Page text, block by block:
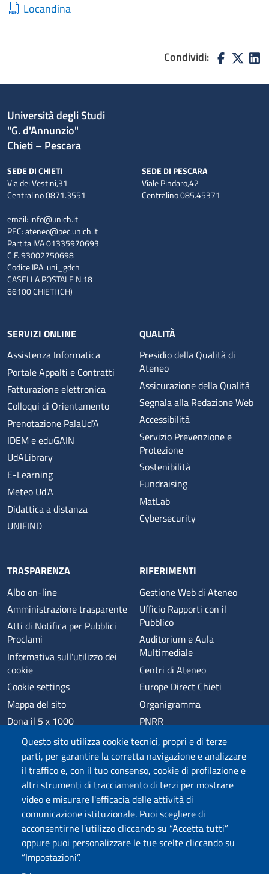
Questo sito utilizza cookie tecnici, propri e di terze
parti, per garantire la corretta navigazione e analizzare
il traffico e, con il tuo consenso, cookie di profilazione e
altri strumenti di tracciamento di terzi per mostrare
video e misurare l'efficacia delle attività di
comunicazione istituzionale. Puoi scegliere di
acconsentirne l’utilizzo cliccando su “Accetta tutti”
oppure puoi personalizzare le tue scelte cliccando su
“Impostazioni”.
Locandina
Condividi:
Università degli Studi
"G. d'Annunzio"
Chieti – Pescara
SEDE DI CHIETI
Via dei Vestini,31
Centralino 0871.3551
SEDE DI PESCARA
Viale Pindaro,42
Centralino 085.45371
email: info@unich.it
PEC:ateneo@pec.unich.it
Partita IVA 01335970693
C.F. 93002750698
Codice IPA: uni_gdch
CASELLA POSTALE N.18
66100 CHIETI (CH)
SERVIZI ONLINE
Assistenza Informatica
Portale Appalti e Contratti
Fatturazione elettronica
Colloqui di Orientamento
Prenotazione PalaUd’A
IDEM e eduGAIN
UdALibrary
E-Learning
Meteo Ud'A
Didattica a distanza
UNIFIND
QUALITÀ
Presidio della Qualità di
Ateneo
Assicurazione della Qualità
Segnala alla Redazione Web
Accessibilità
Servizio Prevenzione e
Protezione
Sostenibilità
Fundraising
MatLab
Cybersecurity
TRASPARENZA
Albo on-line
Amministrazione trasparente
Atti di Notifica per Pubblici
Proclami
Informativa sull'utilizzo dei
cookie
Cookie settings
Mappa del sito
Dona il 5 x 1000
Phishing
Privacy
RIFERIMENTI
Gestione Web di Ateneo
Ufficio Rapporti con il
Pubblico
Auditorium e Aula
Multimediale
Centri di Ateneo
Europe Direct Chieti
Organigramma
PNRR
Alumni
Sede di Chieti
Sede di Pescara
Credits
Wi-Fi di Ateneo
App
SPID
Whistleblowing